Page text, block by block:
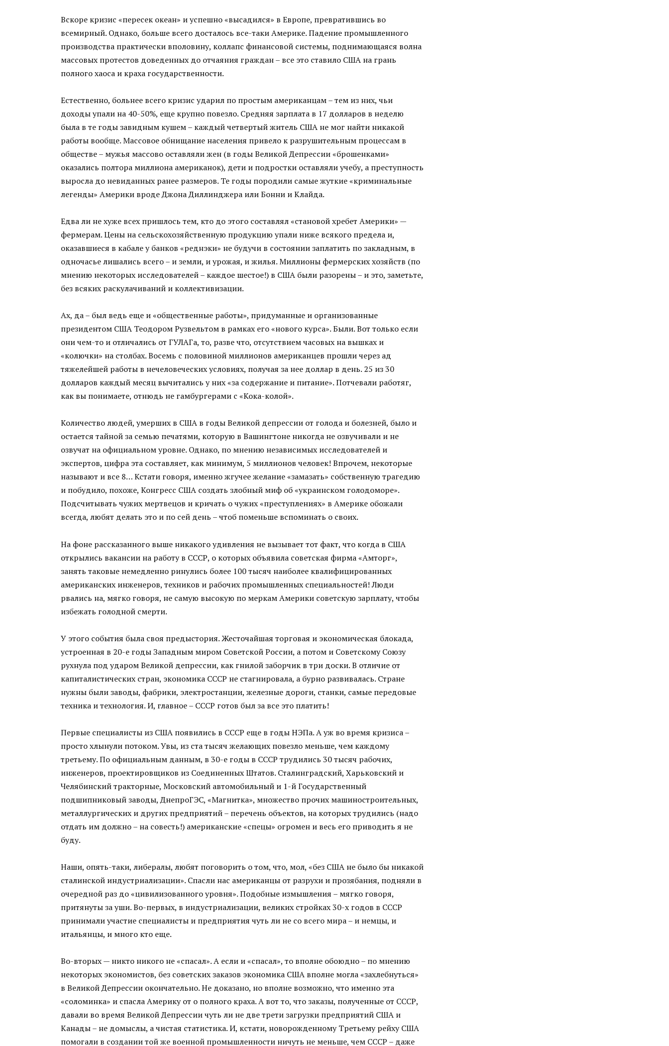
Вскоре кризис «пересек океан» и успешно «высадился» в Европе, превратившись во
всемирный. Однако, больше всего досталось все-таки Америке. Падение промышленного
производства практически вполовину, коллапс финансовой системы, поднимающаяся волна
массовых протестов доведенных до отчаяния граждан – все это ставило США на грань
полного хаоса и краха государственности.
Естественно, больнее всего кризис ударил по простым американцам – тем из них, чьи
доходы упали на 40-50%, еще крупно повезло. Средняя зарплата в 17 долларов в неделю
была в те годы завидным кушем – каждый четвертый житель США не мог найти никакой
работы вообще. Массовое обнищание населения привело к разрушительным процессам в
обществе – мужья массово оставляли жен (в годы Великой Депрессии «брошенками»
оказались полтора миллиона американок), дети и подростки оставляли учебу, а преступность
выросла до невиданных ранее размеров. Те годы породили самые жуткие «криминальные
легенды» Америки вроде Джона Диллинджера или Бонни и Клайда.
Едва ли не хуже всех пришлось тем, кто до этого составлял «становой хребет Америки» —
фермерам. Цены на сельскохозяйственную продукцию упали ниже всякого предела и,
оказавшиеся в кабале у банков «реднэки» не будучи в состоянии заплатить по закладным, в
одночасье лишались всего – и земли, и урожая, и жилья. Миллионы фермерских хозяйств (по
мнению некоторых исследователей – каждое шестое!) в США были разорены – и это, заметьте,
без всяких раскулачиваний и коллективизации.
Ах, да – был ведь еще и «общественные работы», придуманные и организованные
президентом США Теодором Рузвельтом в рамках его «нового курса». Были. Вот только если
они чем-то и отличались от ГУЛАГа, то, разве что, отсутствием часовых на вышках и
«колючки» на столбах. Восемь с половиной миллионов американцев прошли через ад
тяжелейшей работы в нечеловеческих условиях, получая за нее доллар в день. 25 из 30
долларов каждый месяц вычитались у них «за содержание и питание». Потчевали работяг,
как вы понимаете, отнюдь не гамбургерами с «Кока-колой».
Количество людей, умерших в США в годы Великой депрессии от голода и болезней, было и
остается тайной за семью печатями, которую в Вашингтоне никогда не озвучивали и не
озвучат на официальном уровне. Однако, по мнению независимых исследователей и
экспертов, цифра эта составляет, как минимум, 5 миллионов человек! Впрочем, некоторые
называют и все 8… Кстати говоря, именно жгучее желание «замазать» собственную трагедию
и побудило, похоже, Конгресс США создать злобный миф об «украинском голодоморе».
Подсчитывать чужих мертвецов и кричать о чужих «преступлениях» в Америке обожали
всегда, любят делать это и по сей день – чтоб поменьше вспоминать о своих.
На фоне рассказанного выше никакого удивления не вызывает тот факт, что когда в США
открылись вакансии на работу в СССР, о которых объявила советская фирма «Амторг»,
занять таковые немедленно ринулись более 100 тысяч наиболее квалифицированных
американских инженеров, техников и рабочих промышленных специальностей! Люди
рвались на, мягко говоря, не самую высокую по меркам Америки советскую зарплату, чтобы
избежать голодной смерти.
У этого события была своя предыстория. Жесточайшая торговая и экономическая блокада,
устроенная в 20-е годы Западным миром Советской России, а потом и Советскому Союзу
рухнула под ударом Великой депрессии, как гнилой заборчик в три доски. В отличие от
капиталистических стран, экономика СССР не стагнировала, а бурно развивалась. Стране
нужны были заводы, фабрики, электростанции, железные дороги, станки, самые передовые
техника и технология. И, главное – СССР готов был за все это платить!
Первые специалисты из США появились в СССР еще в годы НЭПа. А уж во время кризиса –
просто хлынули потоком. Увы, из ста тысяч желающих повезло меньше, чем каждому
третьему. По официальным данным, в 30-е годы в СССР трудились 30 тысяч рабочих,
инженеров, проектировщиков из Соединенных Штатов. Сталинградский, Харьковский и
Челябинский тракторные, Московский автомобильный и 1-й Государственный
подшипниковый заводы, ДнепроГЭС, «Магнитка», множество прочих машиностроительных,
металлургических и других предприятий – перечень объектов, на которых трудились (надо
отдать им должно – на совесть!) американские «спецы» огромен и весь его приводить я не
буду.
Наши, опять-таки, либералы, любят поговорить о том, что, мол, «без США не было бы никакой
сталинской индустриализации». Спасли нас американцы от разрухи и прозябания, подняли в
очередной раз до «цивилизованного уровня». Подобные измышления – мягко говоря,
притянуты за уши. Во-первых, в индустриализации, великих стройках 30-х годов в СССР
принимали участие специалисты и предприятия чуть ли не со всего мира – и немцы, и
итальянцы, и много кто еще.
Во-вторых — никто никого не «спасал». А если и «спасал», то вполне обоюдно – по мнению
некоторых экономистов, без советских заказов экономика США вполне могла «захлебнуться»
в Великой Депрессии окончательно. Не доказано, но вполне возможно, что именно эта
«соломинка» и спасла Америку от о полного краха. А вот то, что заказы, полученные от СССР,
давали во время Великой Депрессии чуть ли не две трети загрузки предприятий США и
Канады – не домыслы, а чистая статистика. И, кстати, новорожденному Третьему рейху США
помогали в создании той же военной промышленности ничуть не меньше, чем СССР – даже